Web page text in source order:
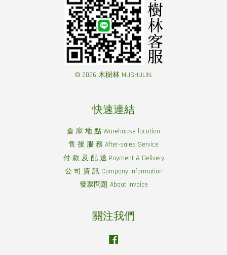
© 2026 木樹林 MUSHULIN.
快速連結
倉 庫 地 點 Warehouse location
售 後 服 務 After-sales Service
付 款 及 配 送 Payment & Delivery
公 司 資 訊 Company information
發票問題 About Invoice
關注我們